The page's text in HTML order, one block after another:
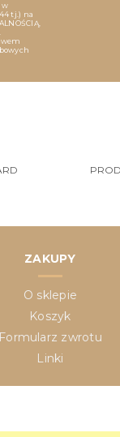
w
tj.) na
ZAKUPY
O sklepie
Koszyk
Formularz zwrotu
Linki